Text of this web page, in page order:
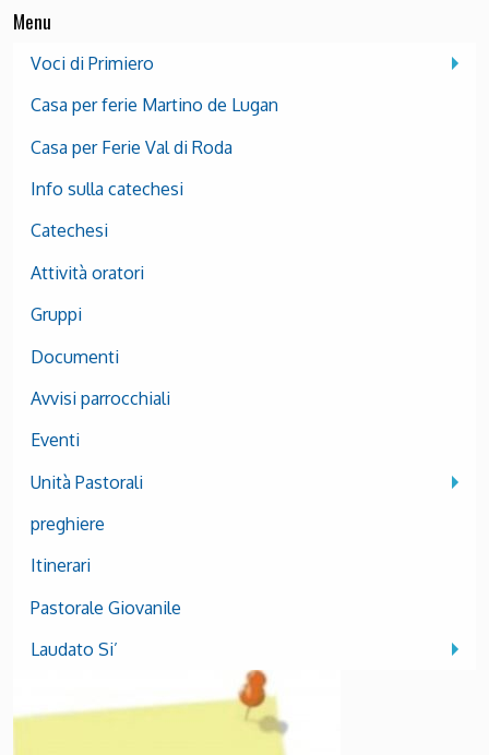
Menu
Voci di Primiero
Casa per ferie Martino de Lugan
Casa per Ferie Val di Roda
Info sulla catechesi
Catechesi
Attività oratori
Gruppi
Documenti
Avvisi parrocchiali
Eventi
Unità Pastorali
preghiere
Itinerari
Pastorale Giovanile
Laudato Si’